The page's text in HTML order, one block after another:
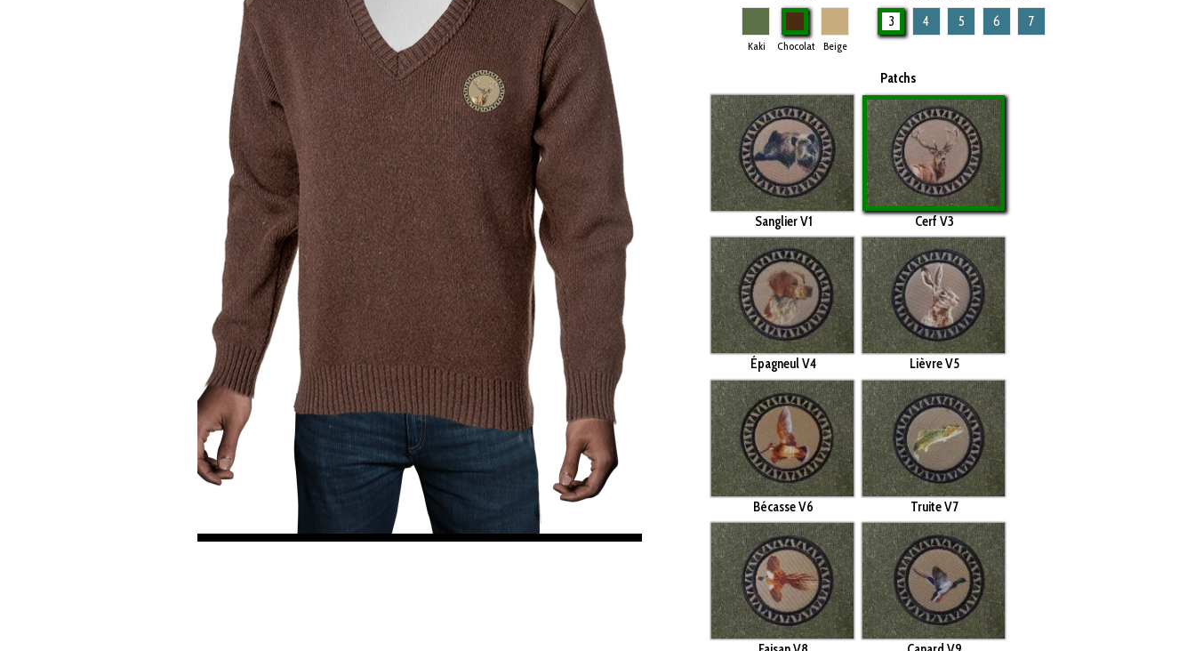
Kaki Chocolat Beige
3
4 5 6 7
Patchs
Sanglier V1 Cerf V3
Épagneul V4 Lièvre V5
Bécasse V6 Truite V7